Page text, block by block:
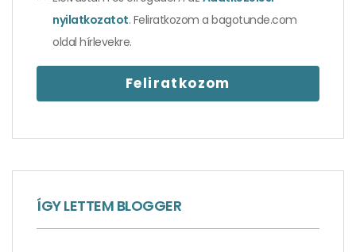
Csíp, de nélküle ízetlen lenne – isztambuli
nyilatkozatot. Feliratkozom a bagotunde.com
oldal hírlevekre.
ÍGY LETTEM BLOGGER